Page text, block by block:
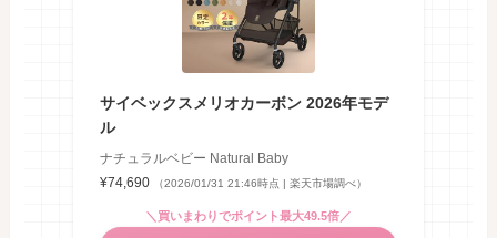
サイベックスメリオカーボン 2026年モデ
ル
ナチュラルベビー Natural Baby
¥74,690
（2026/01/31 21:46時点 | 楽天市場調べ）
＼買いまわりでポイント最大49.5倍／